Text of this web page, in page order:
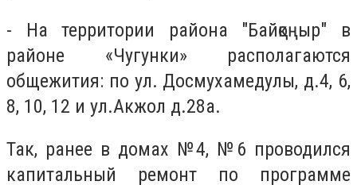
- На территории района "Байқоңыр" в
районе «Чугунки» располагаются
общежития: по ул. Досмухамедулы, д.4, 6,
8, 10, 12 и ул.Акжол д.28а.
Так, ранее в домах №4, №6 проводился
капитальный ремонт по программе